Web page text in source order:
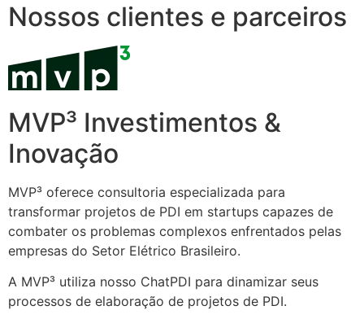
Nossos clientes e parceiros
MVP³ Investimentos &
Inovação
MVP³ oferece consultoria especializada para
transformar projetos de PDI em startups capazes de
combater os problemas complexos enfrentados pelas
empresas do Setor Elétrico Brasileiro.
A MVP³ utiliza nosso ChatPDI para dinamizar seus
processos de elaboração de projetos de PDI.